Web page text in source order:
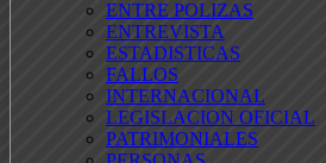
ENTRE POLIZAS
ENTREVISTA
ESTADISTICAS
FALLOS
INTERNACIONAL
LEGISLACION OFICIAL
PATRIMONIALES